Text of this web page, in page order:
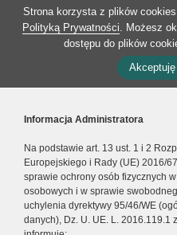
Strona korzysta z plików
Polityką Prywatności. Możesz
dostępu do plików
Informacja Administratora
Na podstawie art. 13 ust. 1 i 2
Europejskiego i Rady (UE) 2016/
sprawie ochrony osób fizycznych
osobowych i w sprawie
uchylenia dyrektywy 95/46/WE
danych), Dz. U. UE. L. 2016.119.1